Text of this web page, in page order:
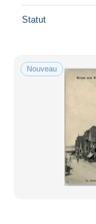
Statut
Nouveau